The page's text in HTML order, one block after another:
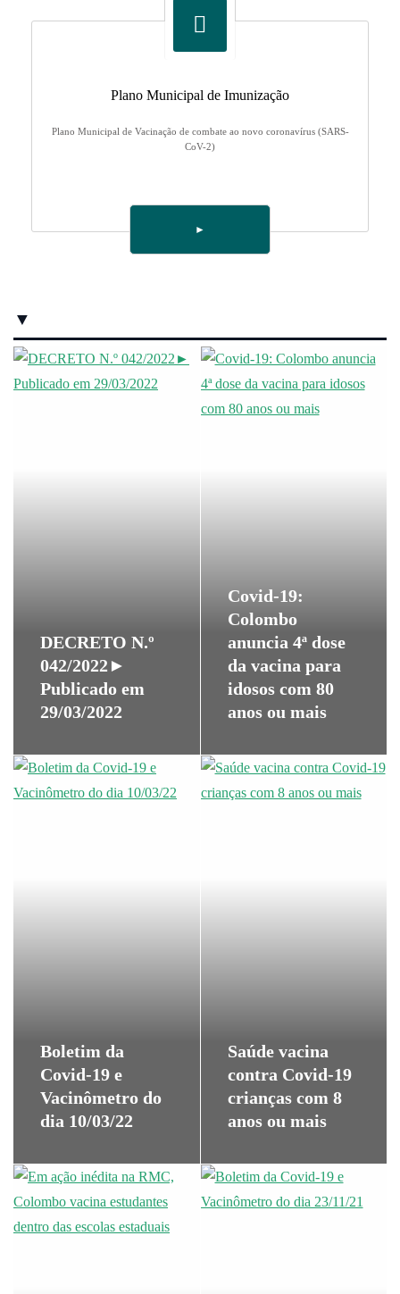
Plano Municipal de Imunização
Plano Municipal de Vacinação de combate ao novo coronavírus (SARS-
CoV-2)
►
▼
DECRETO N.º
042/2022►
Publicado em
29/03/2022
Covid-19:
Colombo
anuncia 4ª dose
da vacina para
idosos com 80
anos ou mais
Boletim da
Covid-19 e
Vacinômetro do
dia 10/03/22
Saúde vacina
contra Covid-19
crianças com 8
anos ou mais